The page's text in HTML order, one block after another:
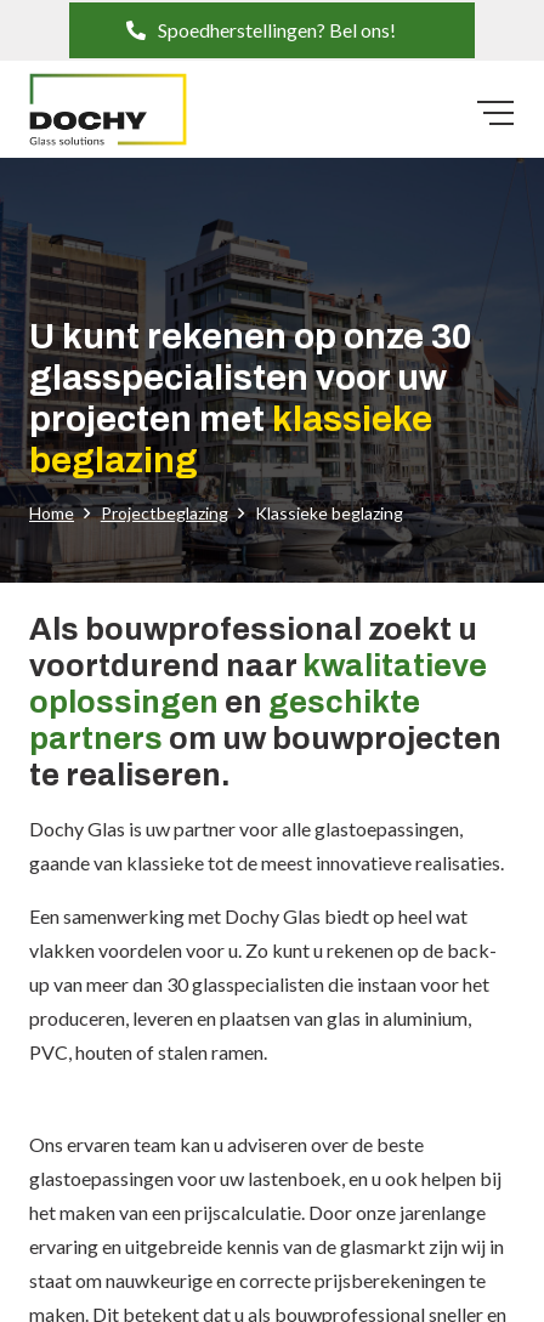
Spoedherstellingen? Bel ons!
U kunt rekenen op onze 30
glasspecialisten voor uw
projecten metklassieke
beglazing
Home Projectbeglazing Klassieke beglazing
Als bouwprofessional zoekt u
voortdurend naar kwalitatieve
oplossingen en geschikte
partners om uw bouwprojecten
te realiseren.
Dochy Glas is uw partner voor alle glastoepassingen,
gaande van klassieke tot de meest innovatieve realisaties.
Een samenwerking met Dochy Glas biedt op heel wat
vlakken voordelen voor u. Zo kunt u rekenen op de back-
up van meer dan 30 glasspecialisten die instaan voor het
produceren, leveren en plaatsen van glas in aluminium,
PVC, houten of stalen ramen.
Ons ervaren team kan u adviseren over de beste
glastoepassingen voor uw lastenboek, en u ook helpen bij
het maken van een prijscalculatie. Door onze jarenlange
ervaring en uitgebreide kennis van de glasmarkt zijn wij in
staat om nauwkeurige en correcte prijsberekeningen te
maken. Dit betekent dat u als bouwprofessional sneller en